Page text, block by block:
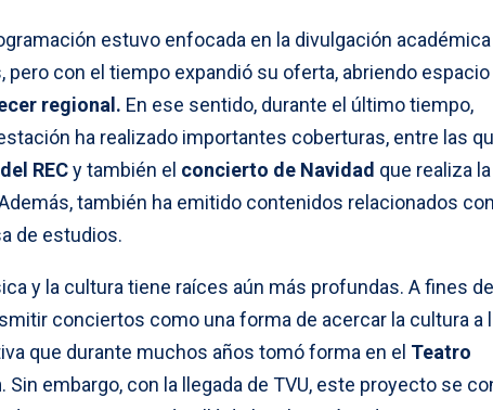
estuvo enfocada en la divulgación académica
con el tiempo expandió su oferta, abriendo espacio
regional. En ese sentido, durante el último tiempo,
ha realizado importantes coberturas, entre las
RECy también el concierto de Navidad que realiza la
también ha emitido contenidos relacionados
de estudios.
y la cultura tiene raíces aún más profundas. A fines
conciertos como una forma de acercar la cultura a
que durante muchos años tomó forma en el Teatro
. Sin embargo, con la llegada de TVU, este proyecto se